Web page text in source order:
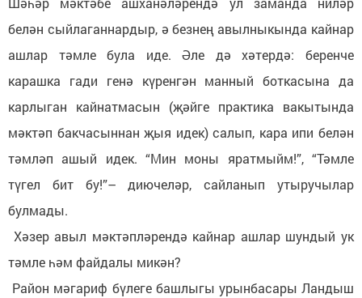
белән сыйлаганнардыр, ә безнең авылныкында кайнар
ашлар тәмле була иде. Әле дә хәтердә: беренче
карашка гади генә күренгән манный боткасына да
карлыган кайнатмасын (җәйге практика вакытында
мәктәп бакчасыннан җыя идек) салып, кара ипи белән
тәмләп ашый идек. “Мин моны яратмыйм!”, “Тәмле
түгел бит бу!”– диючеләр, сайланып утыручылар
булмады.
Хәзер авыл мәктәпләрендә кайнар ашлар шундый ук
тәмле һәм файдалы микән?
Район мәгариф бүлеге башлыгы урынбасары Ландыш